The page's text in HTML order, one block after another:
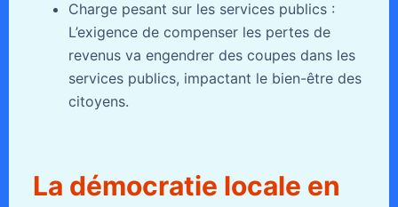
Charge pesant sur les services publics :
L’exigence de compenser les pertes de
revenus va engendrer des coupes dans les
services publics, impactant le bien-être des
citoyens.
La démocratie locale en